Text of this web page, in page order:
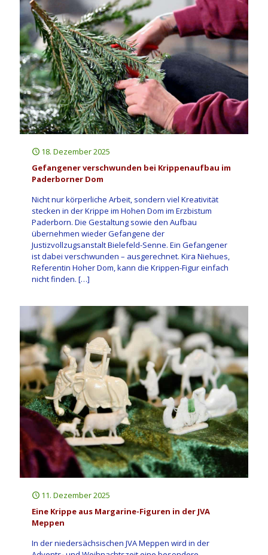
18. Dezember 2025
Gefangener verschwunden bei Krippenaufbau im
Paderborner Dom
Nicht nur körperliche Arbeit, sondern viel Kreativität
stecken in der Krippe im Hohen Dom im Erzbistum
Paderborn. Die Gestaltung sowie den Aufbau
übernehmen wieder Gefangene der
Justizvollzugsanstalt Bielefeld-Senne. Ein Gefangener
ist dabei verschwunden – ausgerechnet. Kira Niehues,
Referentin Hoher Dom, kann die Krippen-Figur einfach
nicht finden. […]
11. Dezember 2025
Eine Krippe aus Margarine-Figuren in der JVA
Meppen
In der niedersächsischen JVA Meppen wird in der